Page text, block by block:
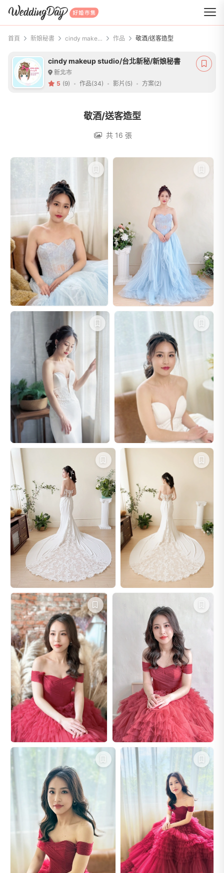
WeddingDay 好婚市集
首頁 新娘秘書 cindy makeup studio/台北新秘/新娘秘書 作品 敬酒/送客造型
cindy makeup studio/台北新秘/新娘秘書
新北市
5 (9) 作品(34) 影片(5) 方案(2)
敬酒/送客造型
共 16 張